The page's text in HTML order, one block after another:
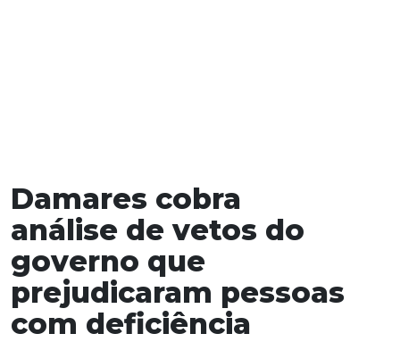
Damares cobra
análise de vetos do
governo que
prejudicaram pessoas
com deficiência